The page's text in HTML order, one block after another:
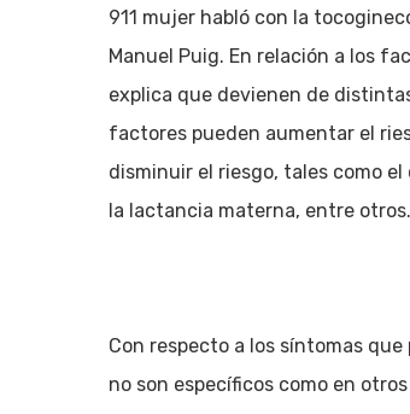
911 mujer habló con la
Manuel Puig. En relación a los
explica que devienen de
factores pueden aumentar el
disminuir el riesgo, tales como
la lactancia materna, entre otros.
Con respecto a los síntomas
no son específicos como en